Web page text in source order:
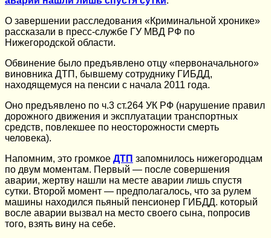
О завершении расследования «Криминальной хронике»
рассказали в пресс-службе ГУ МВД РФ по
Нижегородской области.
Обвинение было предъявлено отцу «первоначального»
виновника ДТП, бывшему сотруднику ГИБДД,
находящемуся на пенсии с начала 2011 года.
Оно предъявлено по ч.3 ст.264 УК РФ (нарушение правил
дорожного движения и эксплуатации транспортных
средств, повлекшее по неосторожности смерть
человека).
Напомним, это громкое ДТП запомнилось нижегородцам
по двум моментам. Первый — после совершения
аварии, жертву нашли на месте аварии лишь спустя
сутки. Второй момент — предполагалось, что за рулем
машины находился пьяный пенсионер ГИБДД. который
восле аварии вызвал на место своего сына, попросив
того, взять вину на себе.